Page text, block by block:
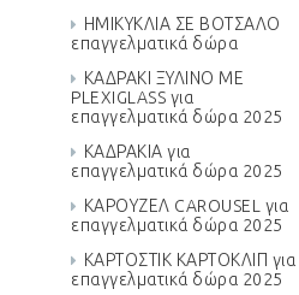
ΗΜΙΚΥΚΛΙΑ ΣΕ ΒΟΤΣΑΛΟ
επαγγελματικά δώρα
ΚΑΔΡΑΚΙ ΞΥΛΙΝΟ ΜΕ
PLEXIGLASS για
επαγγελματικά δώρα 2025
ΚΑΔΡΑΚΙΑ για
επαγγελματικά δώρα 2025
ΚΑΡΟΥΖΕΛ CAROUSEL για
επαγγελματικά δώρα 2025
ΚΑΡΤΟΣΤΙΚ ΚΑΡΤΟΚΛΙΠ για
επαγγελματικά δώρα 2025